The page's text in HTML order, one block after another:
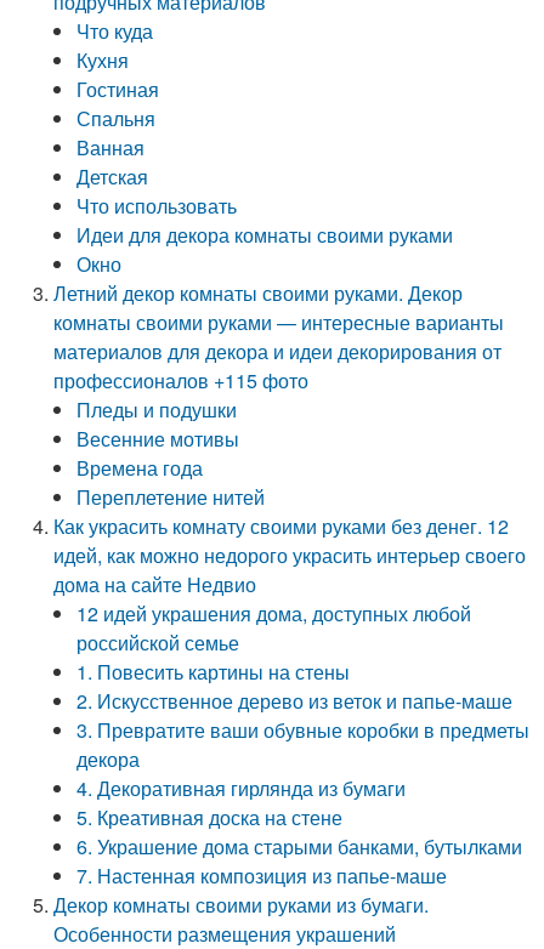
Что куда
Кухня
Гостиная
Спальня
Ванная
Детская
Что использовать
Идеи для декора комнаты своими руками
Окно
Летний декор комнаты своими руками. Декор
комнаты своими руками — интересные варианты
материалов для декора и идеи декорирования от
профессионалов +115 фото
Пледы и подушки
Весенние мотивы
Времена года
Переплетение нитей
Как украсить комнату своими руками без денег. 12
идей, как можно недорого украсить интерьер своего
дома на сайте Недвио
12 идей украшения дома, доступных любой
российской семье
1. Повесить картины на стены
2. Искусственное дерево из веток и папье-маше
3. Превратите ваши обувные коробки в предметы
декора
4. Декоративная гирлянда из бумаги
5. Креативная доска на стене
6. Украшение дома старыми банками, бутылками
7. Настенная композиция из папье-маше
Декор комнаты своими руками из бумаги.
Особенности размещения украшений